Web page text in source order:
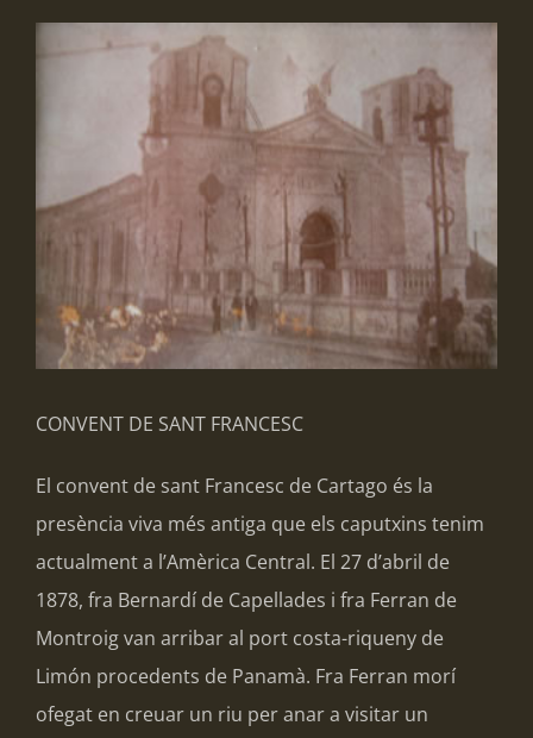
CONVENT DE SANT FRANCESC
El convent de sant Francesc de Cartago és la
presència viva més antiga que els caputxins tenim
actualment a l’Amèrica Central. El 27 d’abril de
1878, fra Bernardí de Capellades i fra Ferran de
Montroig van arribar al port costa-riqueny de
Limón procedents de Panamà. Fra Ferran morí
ofegat en creuar un riu per anar a visitar un